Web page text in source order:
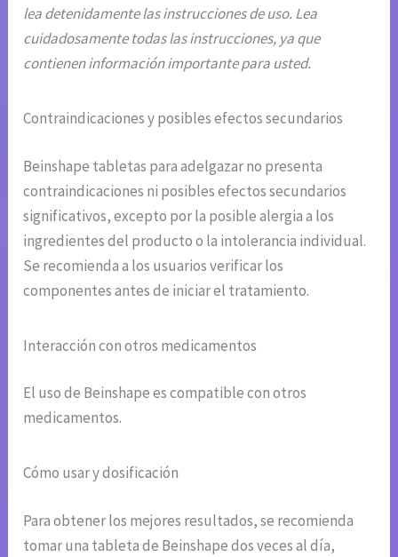
lea detenidamente las instrucciones de uso. Lea
cuidadosamente todas las instrucciones, ya que
contienen información importante para usted.
Contraindicaciones y posibles efectos secundarios
Beinshape tabletas para adelgazar no presenta
contraindicaciones ni posibles efectos secundarios
significativos, excepto por la posible alergia a los
ingredientes del producto o la intolerancia individual.
Se recomienda a los usuarios verificar los
componentes antes de iniciar el tratamiento.
Interacción con otros medicamentos
El uso de Beinshape es compatible con otros
medicamentos.
Cómo usar y dosificación
Para obtener los mejores resultados, se recomienda
tomar una tableta de Beinshape dos veces al día,